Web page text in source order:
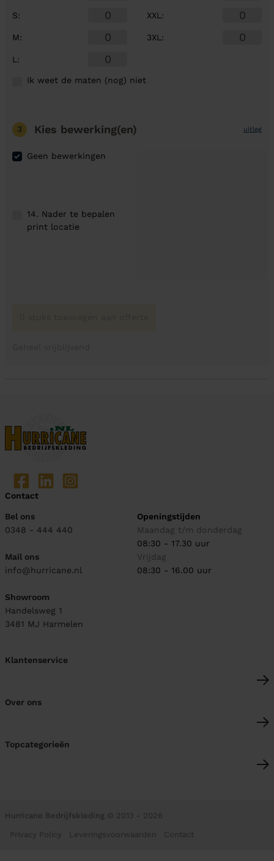
S:
M:
L :
XXL :
3XL :
Ik weet de maten (nog) niet
3 Kies bewerking(en) uitleg
Geen bewerkingen
14. Nader te bepalen
print locatie
Contact
Bel ons
0348 - 444 440
Mail ons
info@hurricane.nl
Showroom
Handelsweg 1
3481 MJ Harmelen
Openingstijden
Maandag t/m donderdag
08:30 - 17.30 uur
Vrijdag
08:30 - 16.00 uur
Klantenservice
Over ons
Topcategorieën
Hurricane Bedrijfskleding © 2013 - 2026
Privacy Policy Leveringsvoorwaarden Contact